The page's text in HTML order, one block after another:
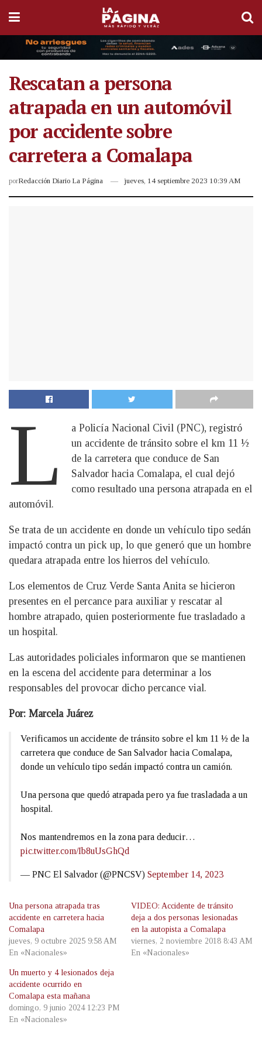
Rescatan a persona
atrapada en un automóvil
por accidente sobre
carretera a Comalapa
porRedacción Diario La Página jueves, 14 septiembre 2023 10:39 AM
L
a Policía Nacional Civil (PNC), registró
un accidente de tránsito sobre el km 11 ½
de la carretera que conduce de San
Salvador hacia Comalapa, el cual dejó
como resultado una persona atrapada en el
automóvil.
Se trata de un accidente en donde un vehículo tipo sedán
impactó contra un pick up, lo que generó que un hombre
quedara atrapada entre los hierros del vehículo.
Los elementos de Cruz Verde Santa Anita se hicieron
presentes en el percance para auxiliar y rescatar al
hombre atrapado, quien posteriormente fue trasladado a
un hospital.
Las autoridades policiales informaron que se mantienen
en la escena del accidente para determinar a los
responsables del provocar dicho percance vial.
Por: Marcela Juárez
Verificamos un accidente de tránsito sobre el km 11 ½ de la
carretera que conduce de San Salvador hacia Comalapa,
donde un vehículo tipo sedán impactó contra un camión.
Una persona que quedó atrapada pero ya fue trasladada a un
hospital.
Nos mantendremos en la zona para deducir…
pic.twitter.com/Ib8uUsGhQd
— PNC El Salvador (@PNCSV) September 14, 2023
Una persona atrapada tras
accidente en carretera hacia
Comalapa
jueves, 9 octubre 2025 9:58 AM
En «Nacionales»
VIDEO: Accidente de tránsito
deja a dos personas lesionadas
en la autopista a Comalapa
viernes, 2 noviembre 2018 8:43 AM
En «Nacionales»
Un muerto y 4 lesionados deja
accidente ocurrido en
Comalapa esta mañana
domingo, 9 junio 2024 12:23 PM
En «Nacionales»